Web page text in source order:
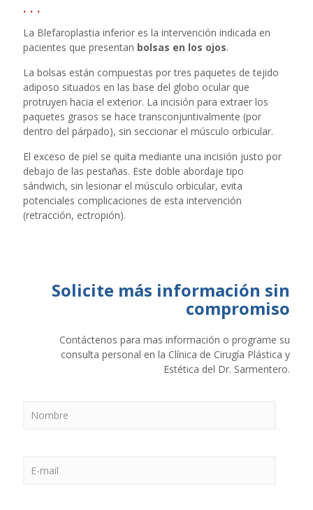
. . .
La Blefaroplastia inferior es la intervención indicada en
pacientes que presentan bolsas en los ojos.
La bolsas están compuestas por tres paquetes de tejido
adiposo situados en las base del globo ocular que
protruyen hacia el exterior. La incisión para extraer los
paquetes grasos se hace transconjuntivalmente (por
dentro del párpado), sin seccionar el músculo orbicular.
El exceso de piel se quita mediante una incisión justo por
debajo de las pestañas. Este doble abordaje tipo
sándwich, sin lesionar el músculo orbicular, evita
potenciales complicaciones de esta intervención
(retracción, ectropión).
Solicite más información sin
compromiso
Contáctenos para mas información o programe su
consulta personal en la Clínica de Cirugía Plástica y
Estética del Dr. Sarmentero.